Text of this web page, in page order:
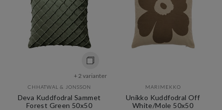
+ 2 varianter
CHHATWAL & JONSSON
Deva Kuddfodral Sammet
Forest Green 50x50
MARIMEKKO
Unikko Kuddfodral Off
White/Mole 50x50